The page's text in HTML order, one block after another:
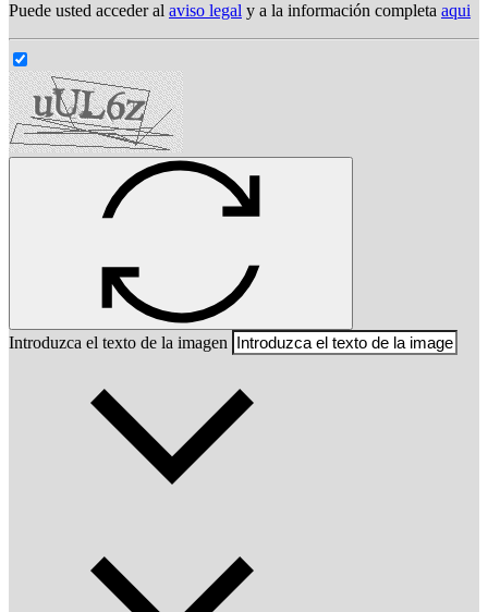
Puede usted acceder al aviso legal y a la información completa aqui
Introduzca el texto de la imagen